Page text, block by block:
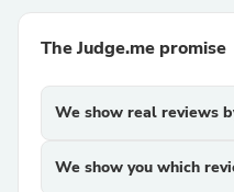
The Judge.me promise
We show real reviews
We show you which